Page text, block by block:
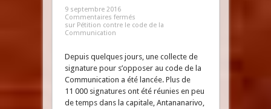
9 septembre 2016
Commentaires fermés
sur Pétition contre le code de la
Communication
Depuis quelques jours, une collecte de
signature pour s’opposer au code de la
Communication a été lancée. Plus de
11 000 signatures ont été réunies en peu
de temps dans la capitale, Antananarivo,